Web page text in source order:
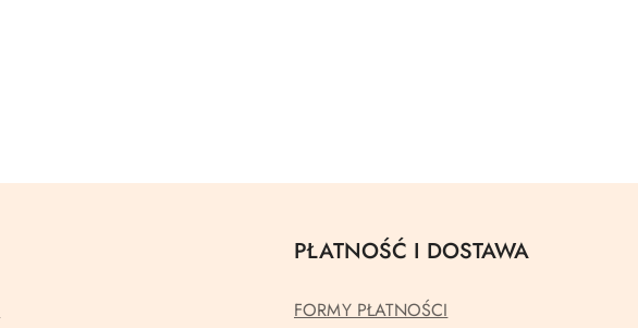
PŁATNOŚĆ I DOSTAWA
FORMY PŁATNOŚCI